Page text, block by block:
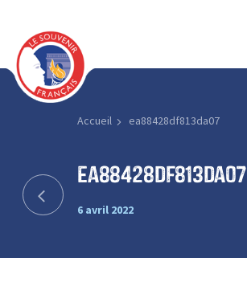
Accueil ea88428df813da07
ea88428df813da07
6 avril 2022